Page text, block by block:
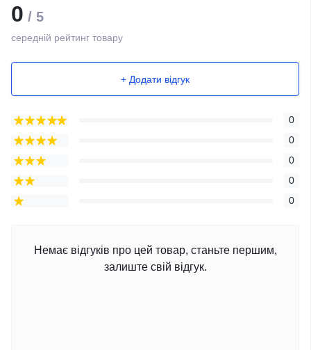
0 / 5
середній рейтинг товару
+ Додати відгук
0
0
0
0
0
Немає відгуків про цей товар, станьте першим,
залиште свій відгук.